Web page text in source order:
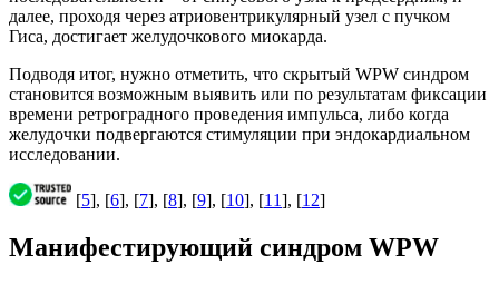
далее, проходя через атриовентрикулярный узел с пучком
Гиса, достигает желудочкового миокарда.
Подводя итог, нужно отметить, что скрытый WPW синдром
становится возможным выявить или по результатам фиксации
времени ретроградного проведения импульса, либо когда
желудочки подвергаются стимуляции при эндокардиальном
исследовании.
[5], [6], [7], [8], [9], [10], [11], [12]
Манифестирующий синдром WPW